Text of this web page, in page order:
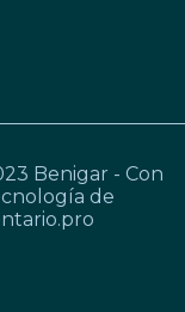
Benigar - Con
de